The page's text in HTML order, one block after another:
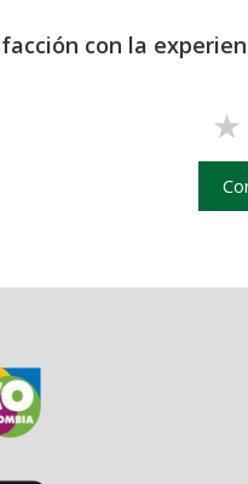
con la